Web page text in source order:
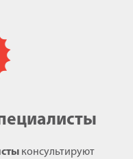
консультируют